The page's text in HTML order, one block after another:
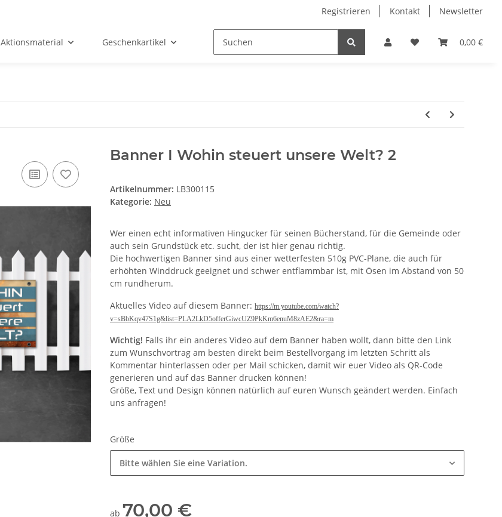
Registrieren Kontakt Newsletter
0,00 €
Aktionsmaterial Geschenkartikel
Banner I Wohin steuert unsere Welt? 2
Artikelnummer: LB300115
Kategorie: Neu
Wer einen echt informativen Hingucker für seinen Bücherstand, für die Gemeinde oder
auch sein Grundstück etc. sucht, der ist hier genau richtig.
Die hochwertigen Banner sind aus einer wetterfesten 510g PVC-Plane, die auch für
erhöhten Winddruck geeignet und schwer entflammbar ist, mit Ösen im Abstand von 50
cm rundherum.
Aktuelles Video auf diesem Banner: https://m.youtube.com/watch?
v=sBbKqv47S1g&list=PLA2LkD5offerGiwcUZ9PkKm6enuM8zAE2&ra=m
Wichtig! Falls ihr ein anderes Video auf dem Banner haben wollt, dann bitte den Link
zum Wunschvortrag am besten direkt beim Bestellvorgang im letzten Schritt als
Kommentar hinterlassen oder per Mail schicken, damit wir euer Video als QR-Code
generieren und auf das Banner drucken können!
Größe, Text und Design können natürlich auf euren Wunsch geändert werden. Einfach
uns anfragen!
Größe
Bitte wählen Sie eine Variation.
ab 70,00 €